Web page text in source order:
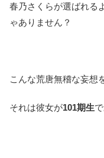
春乃さくらが選ばれる
ゃありません？
こんな荒唐無稽な妄想
それは彼女が101期生